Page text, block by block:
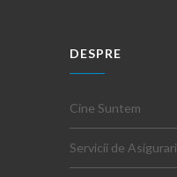
DESPRE
Cine Suntem
Servicii de Asigurari